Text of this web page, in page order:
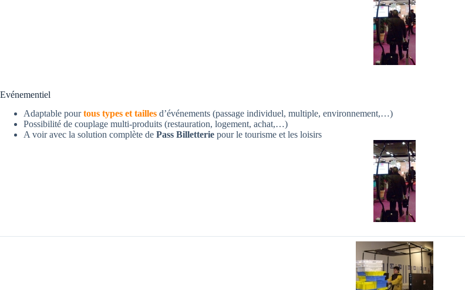
Evénementiel
Adaptable pourtous types et tailles d’événements (passage individuel, multiple, environnement,…)
Possibilité de couplage multi-produits (restauration, logement, achat,…)
A voir avec la solution complète de Pass Billetterie pour le tourisme et les loisirs